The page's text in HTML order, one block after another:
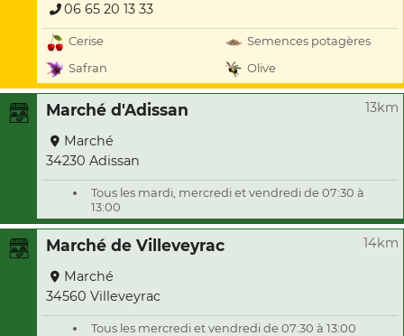
06 65 20 13 33
Cerise
Semences potagères
Safran
Olive
Marché d'Adissan 13km
Marché
34230 Adissan
Tous les mardi, mercredi et vendredi de 07:30 à
13:00
Marché de Villeveyrac 14km
Marché
34560 Villeveyrac
Tous les mercredi et vendredi de 07:30 à 13:00